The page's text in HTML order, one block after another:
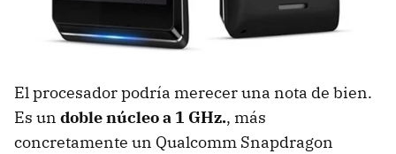
El procesador podría merecer una nota de bien.
Es un doble núcleo a 1 GHz., más
concretamente un Qualcomm Snapdragon